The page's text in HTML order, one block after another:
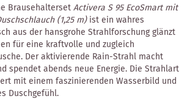
BrausehaltersetActivera S 95 EcoSmart mit
(1,25 m)ist ein wahres
aus der hansgrohe Strahlforschung glänzt
für eine kraftvolle und zugleich
Der aktivierende Rain-Strahl macht
spendet abends neue Energie. Die Strahlart
mit einem faszinierenden Wasserbild und
Duschgefühl.